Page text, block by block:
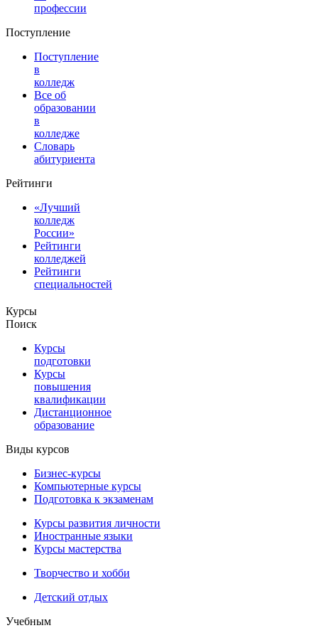
профессии
Поступление
Поступление
в
колледж
Все об
образовании
в
колледже
Словарь
абитуриента
Рейтинги
«Лучший
колледж
России»
Рейтинги
колледжей
Рейтинги
специальностей
Курсы
Поиск
Курсы
подготовки
Курсы
повышения
квалификации
Дистанционное
образование
Виды курсов
Бизнес-курсы
Компьютерные курсы
Подготовка к экзаменам
Курсы развития личности
Иностранные языки
Курсы мастерства
Творчество и хобби
Детский отдых
Учебным